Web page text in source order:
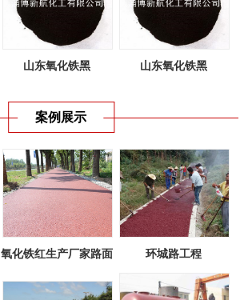
山东氧化铁黑 山东氧化铁黑
案例展示
氧化铁红生产厂家路面
环城路工程